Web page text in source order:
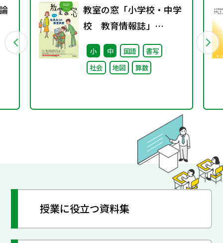
教室の窓「小学校・中学
校 教育情報誌」
vol.75 2025年4月発行
小 中 国語
書写
社会
地図 算数
授業に役立つ資料集